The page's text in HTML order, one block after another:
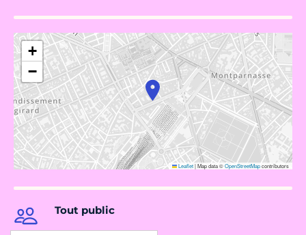
+
−
Leaflet|Map data ©OpenStreetMapcontributors
Tout public